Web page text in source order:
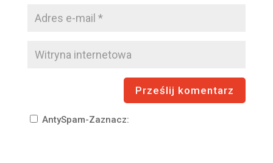
AntySpam-Zaznacz: